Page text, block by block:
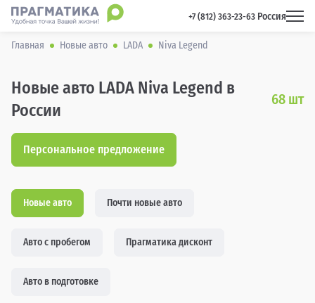
+7 (812) 363-23-63 Россия
Главная Новые авто LADA Niva Legend
Новые авто LADA Niva Legend в
России
68 шт
Персональное предложение
Новые авто Почти новые авто
Авто с пробегом Прагматика дисконт
Авто в подготовке